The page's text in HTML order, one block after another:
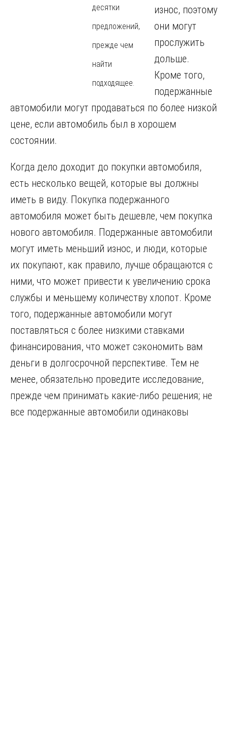
десятки
предложений,
прежде чем
найти
подходящее.
износ, поэтому
они могут
прослужить
дольше.
Кроме того,
подержанные
автомобили могут продаваться по более низкой
цене, если автомобиль был в хорошем
состоянии.
Когда дело доходит до покупки автомобиля,
есть несколько вещей, которые вы должны
иметь в виду. Покупка подержанного
автомобиля может быть дешевле, чем покупка
нового автомобиля. Подержанные автомобили
могут иметь меньший износ, и люди, которые
их покупают, как правило, лучше обращаются с
ними, что может привести к увеличению срока
службы и меньшему количеству хлопот. Кроме
того, подержанные автомобили могут
поставляться с более низкими ставками
финансирования, что может сэкономить вам
деньги в долгосрочной перспективе. Тем не
менее, обязательно проведите исследование,
прежде чем принимать какие-либо решения; не
все подержанные автомобили одинаковы